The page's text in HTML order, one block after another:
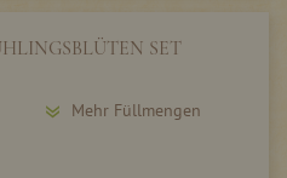
SET
Mehr Füllmengen